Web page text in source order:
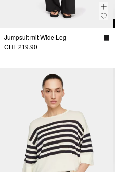
Jumpsuit mit Wide Leg
CHF 219.90